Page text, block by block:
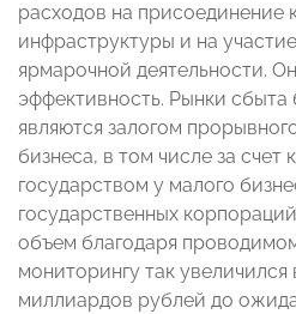
расходов на присоединение
инфраструктуры и на
ярмарочной деятельности.
эффективность. Рынки сбыта
являются залогом
бизнеса, в том числе за счет
государством у малого
государственных
объем благодаря
мониторингу так увеличился
миллиардов рублей до